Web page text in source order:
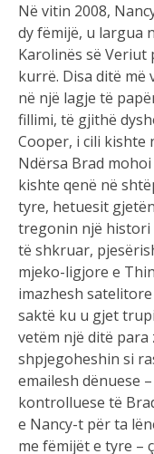
Në vitin 2008,
dy fëmijë, u largua
Karolinës së Veriut
kurrë. Disa ditë më
në një lagje të
fillimi, të gjithë
Cooper, i cili kishte
Ndërsa Brad
kishte qenë në
tyre, hetuesit
tregonin një histori
të shkruar,
mjeko-ligjore e
imazhesh
saktë ku u gjet
vetëm një ditë para
shpjegoheshin si
emailesh dënuese
kontrolluese të
e Nancy-t për ta
me fëmijët e tyre –